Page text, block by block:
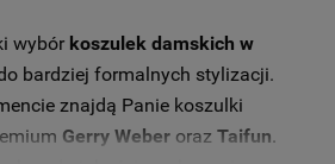
wybór koszulek damskich w
bardziej formalnych stylizacji.
znajdą Panie koszulki
Gerry Weber oraz Taifun.